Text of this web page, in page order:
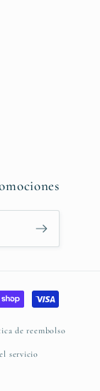
de reembolso
servicio